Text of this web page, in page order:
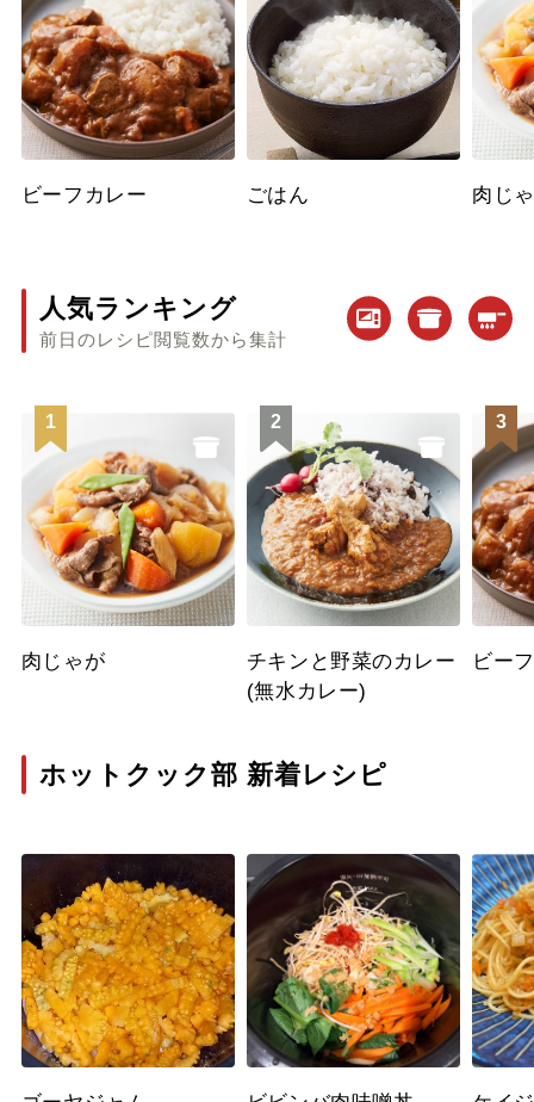
ビーフカレー ごはん 肉じ
人気ランキング
前日のレシピ閲覧数から集計
1
肉じゃが
2
チキンと野菜のカレー
(無水カレー)
3
ビー
ホットクック部 新着レシピ